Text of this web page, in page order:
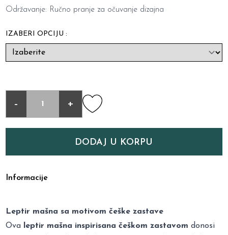
Održavanje: Ručno pranje za očuvanje dizajna
IZABERI OPCIJU :
- +
DODAJ U KORPU
Informacije
Leptir mašna sa motivom češke zastave
Ova
leptir mašna inspirisana češkom zastavom donosi